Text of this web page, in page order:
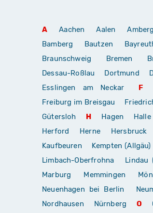
A Aachen Aalen Amberg
Bamberg
Bautzen
Braunschweig
Bremen
Dessau-Roßlau
Dortmund
Esslingen am Neckar
F
Freiburg im Breisgau
Gütersloh
H Hagen Halle
Herford
Herne Hersbruck
Kaufbeuren
Kempten (Allgäu)
Limbach-Oberfrohna
Lindau
Marburg
Memmingen
Neuenhagen bei Berlin
Nordhausen
Nürnberg O